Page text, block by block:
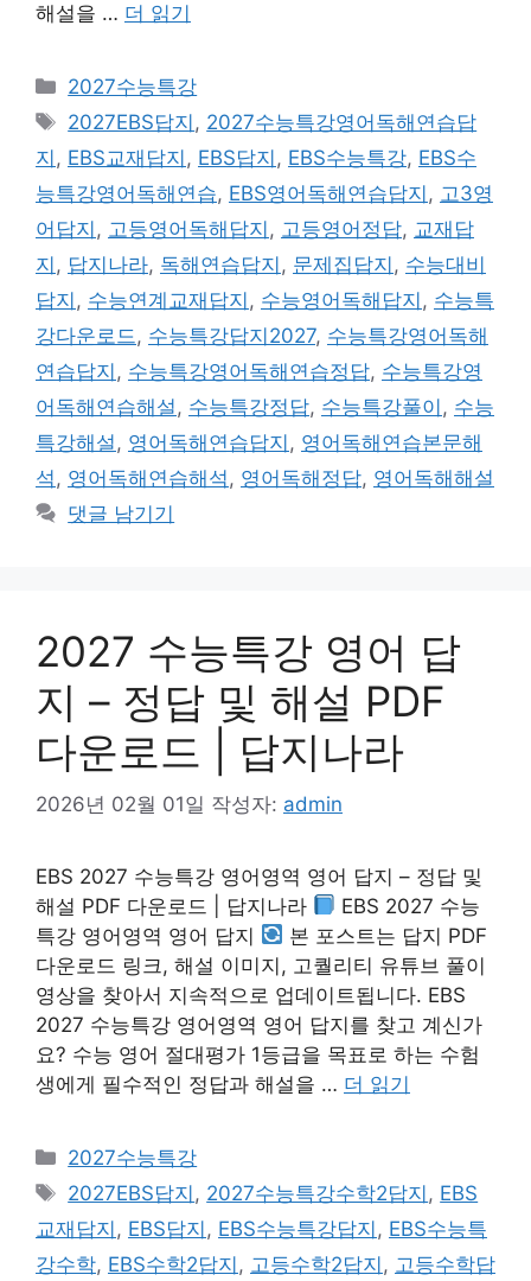
해설을 … 더 읽기
카
테
리
2027수능특강
태
그
2027EBS답지 , 2027수능특강영어독해연습답
지 , EBS교재답지 , EBS답지 , EBS수능특강, EBS수
능특강영어독해연습, EBS영어독해연습답지 , 고3영
어답지 , 고등영어독해답지 , 고등영어정답, 교재답
지 , 답지나라, 독해연습답지 , 문제집답지 , 수능대비
답지 , 수능연계교재답지 , 수능영어독해답지 , 수능특
강다운로드, 수능특강답지2027, 수능특강영어독해
연습답지 , 수능특강영어독해연습정답, 수능특강영
어독해연습해설 , 수능특강정답, 수능특강풀이 , 수능
특강해설 , 영어독해연습답지 , 영어독해연습본문해
석, 영어독해연습해석, 영어독해정답, 영어독해해설
댓글 남기기
2027 수능특강 영어 답
지 – 정답 및 해설 PDF
다운로드 | 답지나라
2026년 02월 01일 작성자: admin
EBS 2027 수능특강 영어영역 영어 답지 – 정답 및
해설 PDF 다운로드 | 답지나라
EBS 2027 수능
특강 영어영역 영어 답지
본 포스트는 답지 PDF
다운로드 링크, 해설 이미지, 고퀄리티 유튜브 풀이
영상을 찾아서 지속적으로 업데이트됩니다. EBS
2027 수능특강 영어영역 영어 답지를 찾고 계신가
요? 수능 영어 절대평가 1등급을 목표로 하는 수험
생에게 필수적인 정답과 해설을 … 더 읽기
카
테
리
2027수능특강
태
그
2027EBS답지 , 2027수능특강수학2답지 , EBS
교재답지 , EBS답지 , EBS수능특강답지 , EBS수능특
강수학, EBS수학2답지 , 고등수학2답지 , 고등수학답